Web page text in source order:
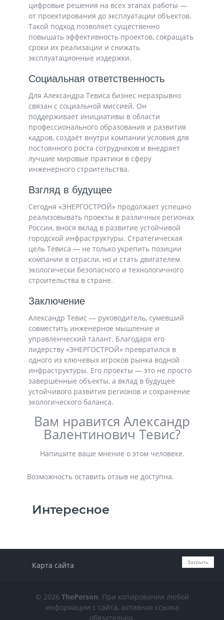
цифровые решения на всех этапах работы —
от проектирования до эксплуатации объектов.
Такой подход позволяет существенно
повышать эффективность проектов, сокращать
сроки их реализации и снижать
эксплуатационные издержки.
Социальная ответственность
Для Александра Тевиса бизнес неразрывно
связан с социальной миссией. Он
поддерживает инициативы в области
профессионального образования и развития
кадров, создаёт внутри компании условия для
постоянного роста сотрудников и внедряет
лучшие мировые практики в сферу
инженерного строительства.
Взгляд в будущее
Сегодня «ЭНЕРГОСТРОЙ» продолжает успешно
реализовывать проекты в различных регионах
России, внося вклад в развитие устойчивой
городской инфраструктуры. Стратегическая
цель Тевиса — не только укрепить позиции
компании в отрасли, но и стать двигателем
экологически безопасного и технологичного
строительства в стране.
Заключение
Александр Тевис — руководитель, сумевший
совместить инженерное мышление и
управленческий талант. Благодаря его
лидерству «ЭНЕРГОСТРОЙ» превратился в
одного из ключевых игроков рынка водной
инфраструктуры. Его проекты — это не просто
завершённые объекты, а вклад в будущее
устойчивого развития регионов и сохранение
экологического баланса.
Вам нравится Александр
Валентинович Тевис?
Напишите ваше мнение о этом человеке.
Возможность оставить отзыв не доступна.
Интересное
Карта сайта
© 2026 ThePerson. При копировании любой
информации с сайта, активная ссылка
обязательна.
Закрыть